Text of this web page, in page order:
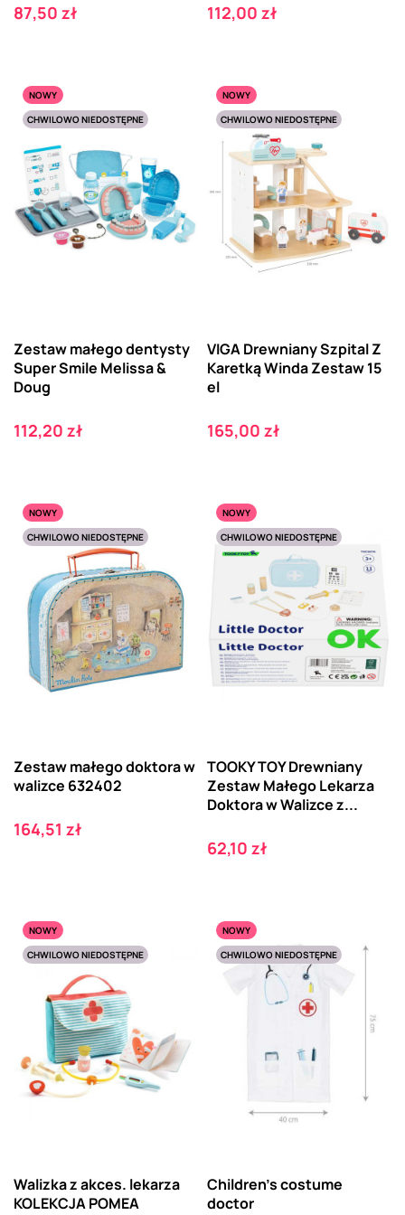
Cena
87,50 zł Cena
112,00 zł
NOWY
CHWILOWO NIEDOSTĘPNE
Zestaw małego dentysty
Super Smile Melissa &
Doug
Cena
112,20 zł
NOWY
CHWILOWO NIEDOSTĘPNE
VIGA Drewniany Szpital Z
Karetką Winda Zestaw 15
el
Cena
165,00 zł
NOWY
CHWILOWO NIEDOSTĘPNE
Zestaw małego doktora w
walizce 632402
Cena
164,51 zł
NOWY
CHWILOWO NIEDOSTĘPNE
TOOKY TOY Drewniany
Zestaw Małego Lekarza
Doktora w Walizce z...
Cena
62,10 zł
NOWY
CHWILOWO NIEDOSTĘPNE
Walizka z akces. lekarza
KOLEKCJA POMEA
NOWY
CHWILOWO NIEDOSTĘPNE
Children's costume
doctor